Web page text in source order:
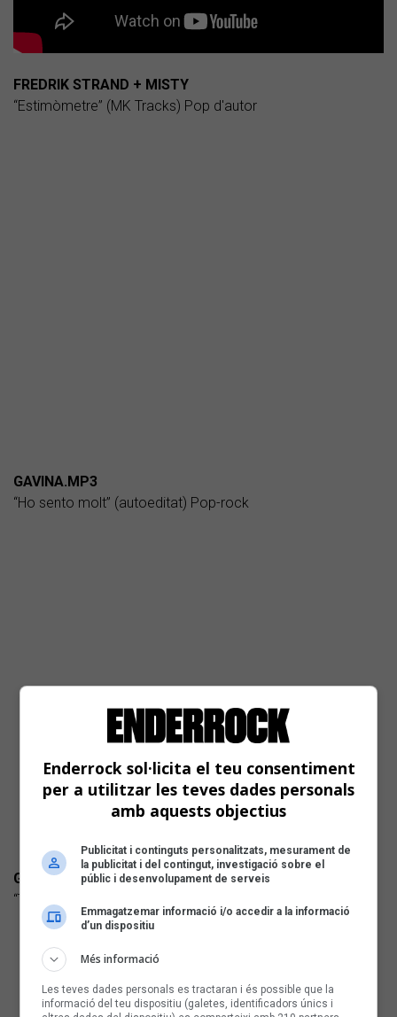
FREDRIK STRAND + MISTY
“Estimòmetre” (MK Tracks) Pop d'autor
GAVINA.MP3
“Ho sento molt” (autoeditat) Pop-rock
GIGI ROS + MAMA DOUSHA
“Turuturutu” (Música Global) Pop d'autor
Enderrock sol·licita el teu consentiment
per a utilitzar les teves dades personals
amb aquests objectius
Publicitat i continguts personalitzats, mesurament de
la publicitat i del contingut, investigació sobre el
públic i desenvolupament de serveis
Emmagatzemar informació i/o accedir a la informació
d’un dispositiu
Més informació
Les teves dades personals es tractaran i és possible que la
informació del teu dispositiu (galetes, identificadors únics i